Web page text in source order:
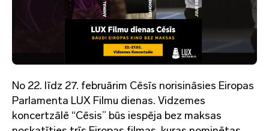
No 22. līdz 27. februārim Cēsīs norisināsies Eiropas
Parlamenta LUX Filmu dienas. Vidzemes
koncertzālē “Cēsis” būs iespēja bez maksas